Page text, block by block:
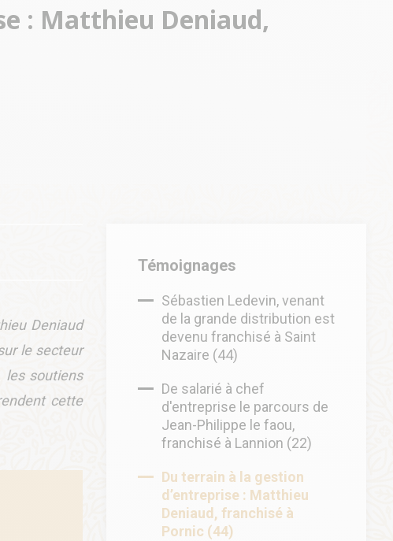
: Matthieu Deniaud,
Deniaud
le secteur
les soutiens
cette
Témoignages
Sébastien Ledevin, venant
de la grande distribution est
devenu franchisé à Saint
Nazaire (44)
De salarié à chef
d'entreprise le parcours de
Jean-Philippe le faou,
franchisé à Lannion (22)
Du terrain à la gestion
d’entreprise : Matthieu
Deniaud, franchisé à
Pornic (44)